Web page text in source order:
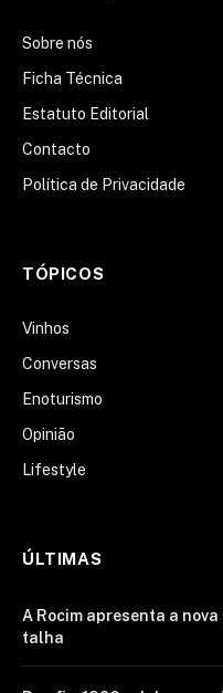
Sobre nós
Ficha Técnica
Estatuto Editorial
Contacto
Política de Privacidade
TÓPICOS
Vinhos
Conversas
Enoturismo
Opinião
Lifestyle
ÚLTIMAS
A Rocim apresenta a
talha